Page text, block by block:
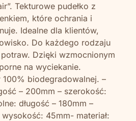
Tekturowe pudełko z
które ochrania i
Idealne dla klientów,
Do każdego rodzaju
Dzięki wzmocnionym
na wyciekanie.
biodegradowalnej. –
– 200mm – szerokość:
długość – 180mm –
45mm- materiał: